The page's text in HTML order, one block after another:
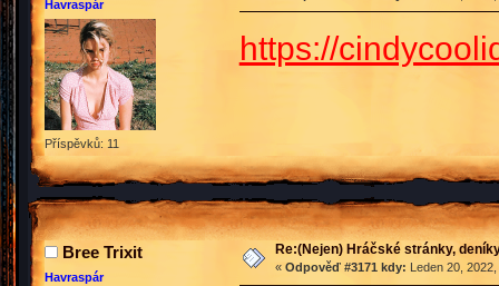
Havraspár
Příspěvků: 11
https://
Bree Trixit
Havraspár
Re:(Nejen) Hráčské stránky,
« Odpověď #3171 kdy: Leden 20,